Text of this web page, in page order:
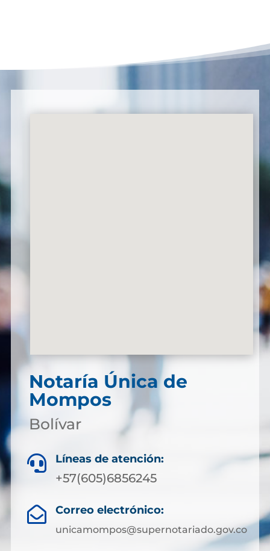
Notaría Única de
Mompos
Bolívar
 Líneas de atención:
+57(605)6856245
 Correo electrónico:
unicamompos@supernotariado.gov.co